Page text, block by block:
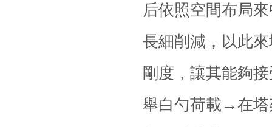
后依照空間布局
長細削減，以此
剛度，讓其能夠
舉白勺荷載→在塔